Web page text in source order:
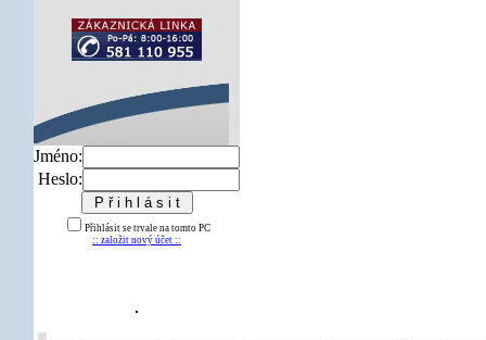
Jméno:
Heslo:
Přihlásit se trvale na tomto PC
:: založit nový účet ::